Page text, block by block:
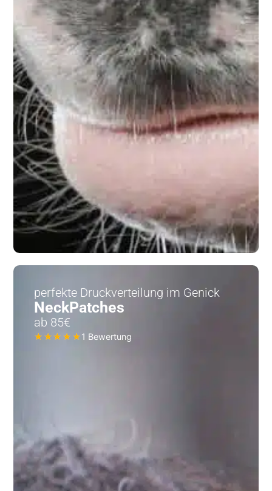
perfekte Druckverteilung im Genick
NeckPatches
ab 85€
1 Bewertung